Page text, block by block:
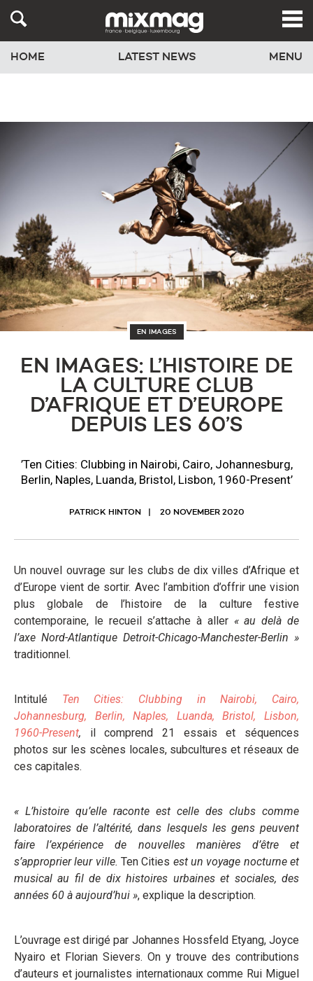
HOME LATEST NEWS MENU
EN IMAGES
EN IMAGES: L’HISTOIRE DE
LA CULTURE CLUB
D’AFRIQUE ET D’EUROPE
DEPUIS LES 60’S
’Ten Cities: Clubbing in Nairobi, Cairo, Johannesburg,
Berlin, Naples, Luanda, Bristol, Lisbon, 1960-Present’
PATRICK HINTON 20 NOVEMBER 2020
Un nouvel ouvrage sur les clubs de dix villes d’Afrique et
d’Europe vient de sortir. Avec l’ambition d’offrir une vision
plus globale de l’histoire de la culture festive
contemporaine, le recueil s’attache à aller « au delà de
l’axe Nord-Atlantique Detroit-Chicago-Manchester-Berlin »
traditionnel.
Intitulé Ten Cities: Clubbing in Nairobi, Cairo,
Johannesburg, Berlin, Naples, Luanda, Bristol, Lisbon,
1960-Present, il comprend 21 essais et séquences
photos sur les scènes locales, subcultures et réseaux de
ces capitales.
« L’histoire qu’elle raconte est celle des clubs comme
laboratoires de l’altérité, dans lesquels les gens peuvent
faire l’expérience de nouvelles manières d’être et
s’approprier leur ville. Ten Cities est un voyage nocturne et
musical au fil de dix histoires urbaines et sociales, des
années 60 à aujourd’hui », explique la description.
L’ouvrage est dirigé par Johannes Hossfeld Etyang, Joyce
Nyairo et Florian Sievers. On y trouve des contributions
d’auteurs et journalistes internationaux comme Rui Miguel